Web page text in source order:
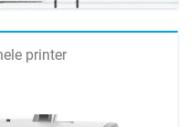
printer